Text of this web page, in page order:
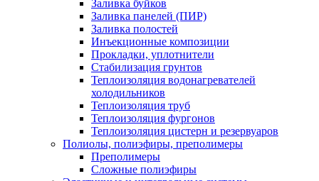
Заливка буйков
Заливка панелей (ПИР)
Заливка полостей
Инъекционные композиции
Прокладки, уплотнители
Стабилизация грунтов
Теплоизоляция водонагревателей
холодильников
Теплоизоляция труб
Теплоизоляция фургонов
Теплоизоляция цистерн и резервуаров
Полиолы, полиэфиры, преполимеры
Преполимеры
Сложные полиэфиры